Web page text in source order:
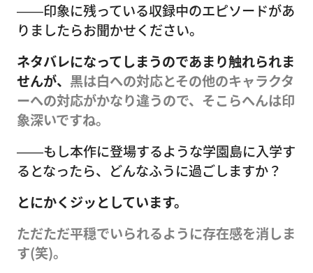
――印象に残っている収録中のエピソードがあ
りましたらお聞かせください。
ネタバレになってしまうのであまり触れられま
せんが、 黒は白への対応とその他のキャラクタ
ーへの対応がかなり違うので、そこらへんは印
象深いですね。
――もし本作に登場するような学園島に入学す
るとなったら、どんなふうに過ごしますか？
とにかくジッとしています。
ただただ平穏でいられるように存在感を消しま
す(笑)。